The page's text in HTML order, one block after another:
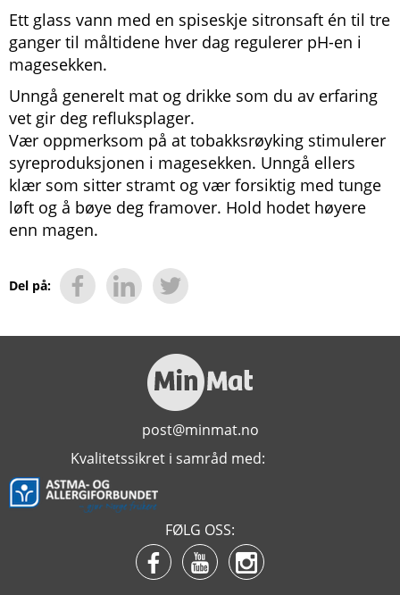
Ett glass vann med en spiseskje sitronsaft én til tre
ganger til måltidene hver dag regulerer pH-en i
magesekken.
Unngå generelt mat og drikke som du av erfaring
vet gir deg refluksplager.
Vær oppmerksom på at tobakksrøyking stimulerer
syreproduksjonen i magesekken. Unngå ellers
klær som sitter stramt og vær forsiktig med tunge
løft og å bøye deg framover. Hold hodet høyere
enn magen.
Del på:
post@minmat.no
Kvalitetssikret i samråd med:
FØLG OSS: